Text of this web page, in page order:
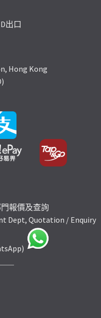
出口
Hong Kong
報價及查詢
Dept, Quotation / Enquiry